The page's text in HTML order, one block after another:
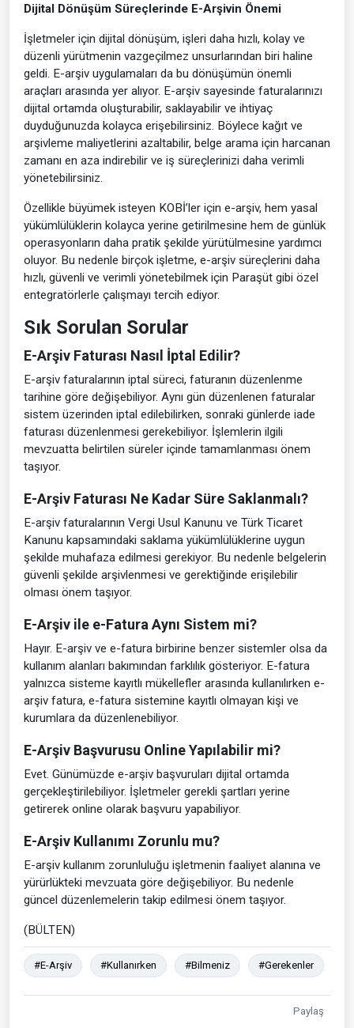
Dijital Dönüşüm Süreçlerinde E-Arşivin Önemi
İşletmeler için dijital dönüşüm, işleri daha hızlı, kolay ve
düzenli yürütmenin vazgeçilmez unsurlarından biri haline
geldi. E-arşiv uygulamaları da bu dönüşümün önemli
araçları arasında yer alıyor. E-arşiv sayesinde faturalarınızı
dijital ortamda oluşturabilir, saklayabilir ve ihtiyaç
duyduğunuzda kolayca erişebilirsiniz. Böylece kağıt ve
arşivleme maliyetlerini azaltabilir, belge arama için harcanan
zamanı en aza indirebilir ve iş süreçlerinizi daha verimli
yönetebilirsiniz.
Özellikle büyümek isteyen KOBİ’ler için e-arşiv, hem yasal
yükümlülüklerin kolayca yerine getirilmesine hem de günlük
operasyonların daha pratik şekilde yürütülmesine yardımcı
oluyor. Bu nedenle birçok işletme, e-arşiv süreçlerini daha
hızlı, güvenli ve verimli yönetebilmek için Paraşüt gibi özel
entegratörlerle çalışmayı tercih ediyor.
Sık Sorulan Sorular
E-Arşiv Faturası Nasıl İptal Edilir?
E-arşiv faturalarının iptal süreci, faturanın düzenlenme
tarihine göre değişebiliyor. Aynı gün düzenlenen faturalar
sistem üzerinden iptal edilebilirken, sonraki günlerde iade
faturası düzenlenmesi gerekebiliyor. İşlemlerin ilgili
mevzuatta belirtilen süreler içinde tamamlanması önem
taşıyor.
E-Arşiv Faturası Ne Kadar Süre Saklanmalı?
E-arşiv faturalarının Vergi Usul Kanunu ve Türk Ticaret
Kanunu kapsamındaki saklama yükümlülüklerine uygun
şekilde muhafaza edilmesi gerekiyor. Bu nedenle belgelerin
güvenli şekilde arşivlenmesi ve gerektiğinde erişilebilir
olması önem taşıyor.
E-Arşiv ile e-Fatura Aynı Sistem mi?
Hayır. E-arşiv ve e-fatura birbirine benzer sistemler olsa da
kullanım alanları bakımından farklılık gösteriyor. E-fatura
yalnızca sisteme kayıtlı mükellefler arasında kullanılırken e-
arşiv fatura, e-fatura sistemine kayıtlı olmayan kişi ve
kurumlara da düzenlenebiliyor.
E-Arşiv Başvurusu Online Yapılabilir mi?
Evet. Günümüzde e-arşiv başvuruları dijital ortamda
gerçekleştirilebiliyor. İşletmeler gerekli şartları yerine
getirerek online olarak başvuru yapabiliyor.
E-Arşiv Kullanımı Zorunlu mu?
E-arşiv kullanım zorunluluğu işletmenin faaliyet alanına ve
yürürlükteki mevzuata göre değişebiliyor. Bu nedenle
güncel düzenlemelerin takip edilmesi önem taşıyor.
(BÜLTEN)
#E-Arşiv #Kullanırken #Bilmeniz #Gerekenler
Paylaş